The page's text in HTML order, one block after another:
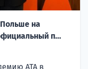
на
п...
ATA в